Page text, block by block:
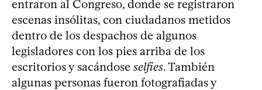
entraron al Congreso, donde se registraron
escenas insólitas, con ciudadanos metidos
dentro de los despachos de algunos
legisladores con los pies arriba de los
escritorios y sacándose selfies. También
algunas personas fueron fotografiadas y